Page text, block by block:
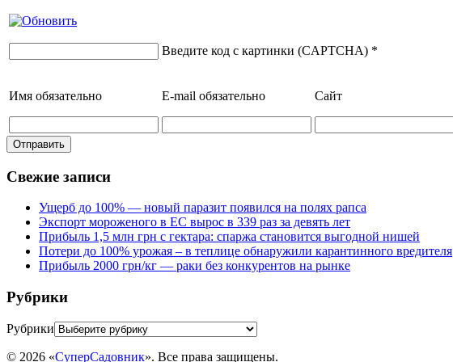
Введите код с картинки (CAPTCHA) *
Имя обязательно E-mail обязательно Сайт
Свежие записи
Ущерб до 100% — новый паразит появился на полях рапса
Экспорт мороженого в ЕС вырос в 339 раз за девять лет
Прибыль 1,5 млн грн с гектара: спаржа становится выгодной нишей
Потери до 100% урожая – в теплице обнаружили карантинного вредителя
Прибыль 2000 грн/кг — раки без конкурентов на рынке
Рубрики
Рубрики
© 2026 «СуперСадовник». Все права защищены.